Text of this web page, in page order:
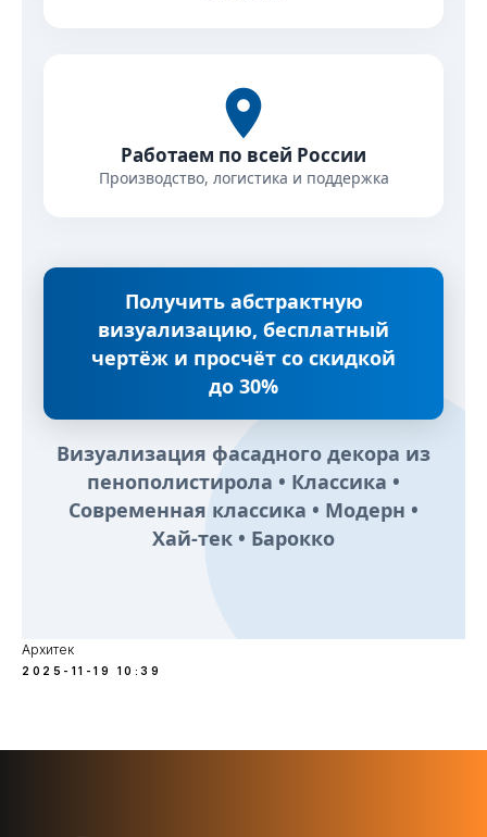
Работаем по всей России
Производство, логистика и поддержка
Получить абстрактную
визуализацию, бесплатный
чертёж и просчёт со скидкой
до 30%
Визуализация фасадного декора из
пенополистирола • Классика •
Современная классика • Модерн •
Хай-тек • Барокко
Архитек
2025-11-19 10:39